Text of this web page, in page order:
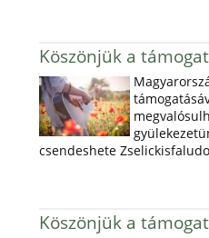
Köszönjük a
csendeshete
Köszönjük a